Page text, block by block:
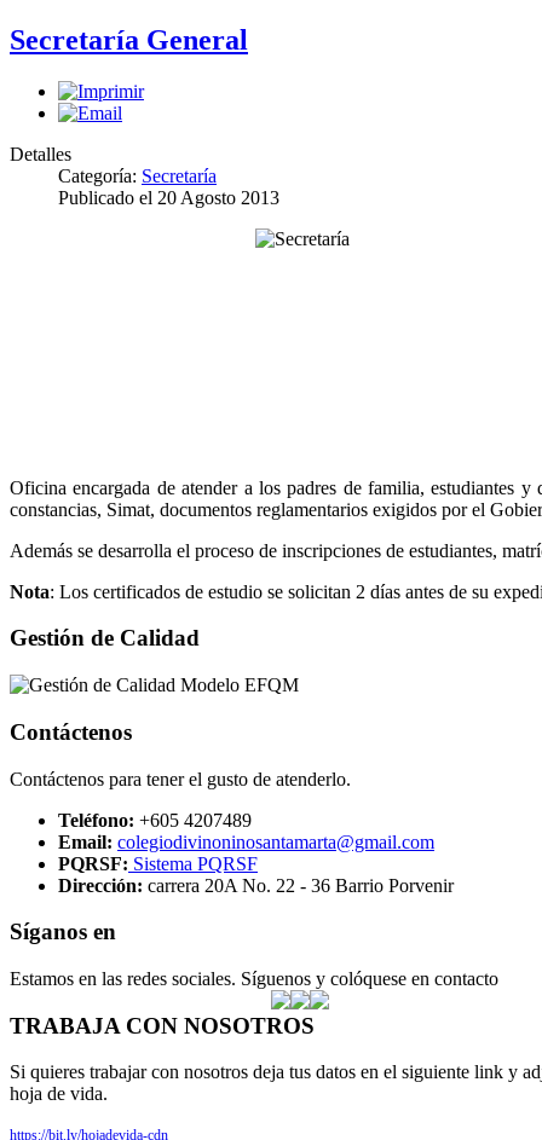
Secretaría General
Detalles
Categoría: Secretaría
Publicado el 20 Agosto 2013
Oficina encargada de atender a los padres de familia, estudiantes y
constancias, Simat, documentos reglamentarios exigidos por el
Además se desarrolla el proceso de inscripciones de estudiantes,
Nota: Los certificados de estudio se solicitan 2 días antes de su
Gestión de Calidad
Contáctenos
Contáctenos para tener el gusto de atenderlo.
Teléfono: +605 4207489
Email: colegiodivinoninosantamarta@gmail.com
PQRSF: Sistema PQRSF
Dirección: carrera 20A No. 22 - 36 Barrio Porvenir
Síganos en
Estamos en las redes sociales. Síguenos y colóquese en contacto
TRABAJA CON NOSOTROS
Si quieres trabajar con nosotros deja tus datos en el siguiente link y
hoja de vida.
https://bit.ly/hojadevida-cdn